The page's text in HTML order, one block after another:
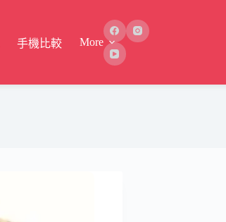
手機比較 More